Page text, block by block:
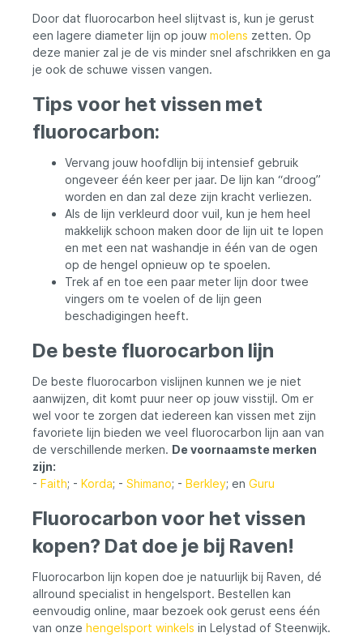
Door dat fluorocarbon heel slijtvast is, kun je gerust
een lagere diameter lijn op jouw molens zetten. Op
deze manier zal je de vis minder snel afschrikken en ga
je ook de schuwe vissen vangen.
Tips voor het vissen met
fluorocarbon:
Vervang jouw hoofdlijn bij intensief gebruik
ongeveer één keer per jaar. De lijn kan “droog”
worden en dan zal deze zijn kracht verliezen.
Als de lijn verkleurd door vuil, kun je hem heel
makkelijk schoon maken door de lijn uit te lopen
en met een nat washandje in één van de ogen
op de hengel opnieuw op te spoelen.
Trek af en toe een paar meter lijn door twee
vingers om te voelen of de lijn geen
beschadigingen heeft.
De beste fluorocarbon lijn
De beste fluorocarbon vislijnen kunnen we je niet
aanwijzen, dit komt puur neer op jouw visstijl. Om er
wel voor te zorgen dat iedereen kan vissen met zijn
favoriete lijn bieden we veel fluorocarbon lijn aan van
de verschillende merken. De voornaamste merken
zijn:
- Faith; - Korda; - Shimano; - Berkley; en Guru
Fluorocarbon voor het vissen
kopen? Dat doe je bij Raven!
Fluorocarbon lijn kopen doe je natuurlijk bij Raven, dé
allround specialist in hengelsport. Bestellen kan
eenvoudig online, maar bezoek ook gerust eens één
van onze hengelsport winkels in Lelystad of Steenwijk.